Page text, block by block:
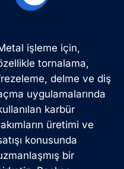
işleme için,
tornalama,
delme ve diş
uygulamalarında
karbür
üretimi ve
konusunda
bir